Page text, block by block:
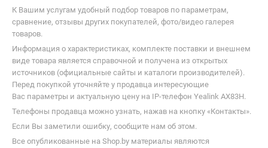
К Вашим услугам удобный подбор товаров по параметрам,
сравнение, отзывы других покупателей, фото/видео галерея
товаров.
Информация о характеристиках, комплекте поставки и внешнем
виде товара является справочной и получена из открытых
источников (официальные сайты и каталоги производителей).
Перед покупкой уточняйте у продавца интересующие
Вас параметры и актуальную цену на IP-телефон Yealink AX83H.
Телефоны продавца можно узнать, нажав на кнопку «Контакты».
Если Вы заметили ошибку, сообщите нам об этом.
Все опубликованные на Shop.by материалы являются